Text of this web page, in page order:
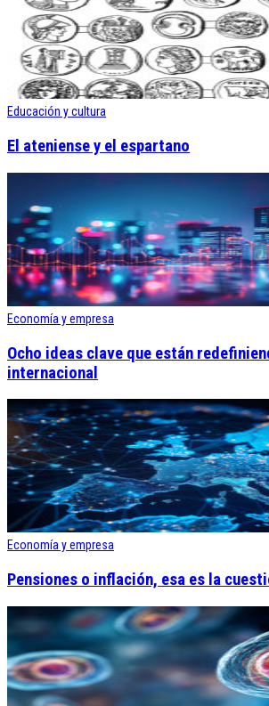
Educación y cultura
El ateniense y el espartano
Economía y empresa
Ocho ideas clave que están
internacional
Economía y empresa
Pensiones o inflación, esa es la